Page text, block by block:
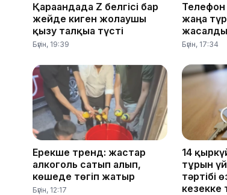
Қарағандада Z белгісі бар
жейде киген жолаушы
қызу талқыға түсті
Бүгін, 19:39
Телефон
жаңа
жасалды
Бүгін, 17:34
Ерекше тренд: жастар
алкоголь сатып алып,
көшеде төгіп жатыр
Бүгін, 12:17
14
тұрғын
тәртібі
кезекке